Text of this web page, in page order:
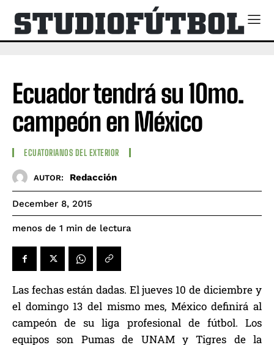
Ecuador tendrá su 10mo.
campeón en México
ECUATORIANOS DEL EXTERIOR
AUTOR: Redacción
December 8, 2015
menos de 1 min de lectura
Las fechas están dadas. El jueves 10 de diciembre y
el domingo 13 del mismo mes, México definirá al
campeón de su liga profesional de fútbol. Los
equipos son Pumas de UNAM y Tigres de la